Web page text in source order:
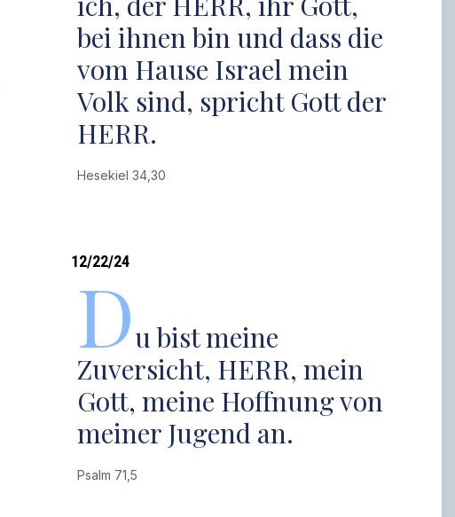
bei ihnen bin und dass die
vom Hause Israel mein
Volk sind, spricht Gott der
HERR.
Hesekiel 34,30
12/22/24
Du bist meine
Zuversicht, HERR, mein
Gott, meine Hoffnung von
meiner Jugend an.
Psalm 71,5